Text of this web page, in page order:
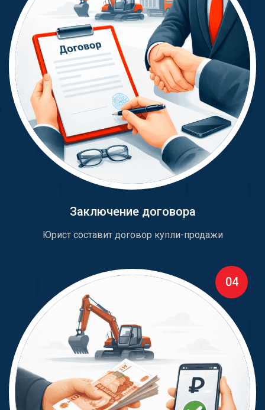
Заключение договора
Юрист составит договор купли-продажи
04